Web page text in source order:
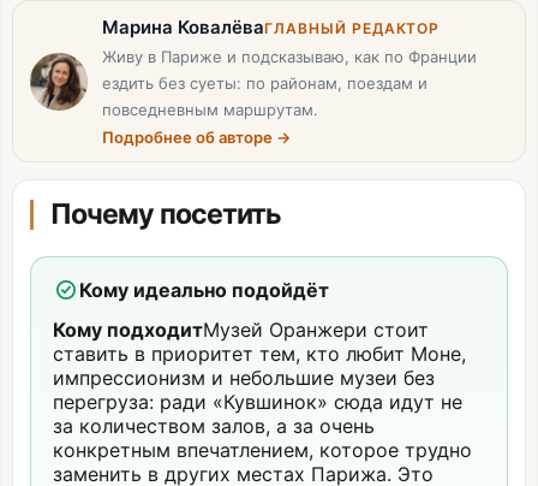
Марина КовалёваГЛАВНЫЙ РЕДАКТОР
Живу в Париже и подсказываю, как по Франции
ездить без суеты: по районам, поездам и
повседневным маршрутам.
Подробнее об авторе →
Почему посетить
Кому идеально подойдёт
Кому подходитМузей Оранжери стоит
ставить в приоритет тем, кто любит Моне,
импрессионизм и небольшие музеи без
перегруза: ради «Кувшинок» сюда идут не
за количеством залов, а за очень
конкретным впечатлением, которое трудно
заменить в других местах Парижа. Это